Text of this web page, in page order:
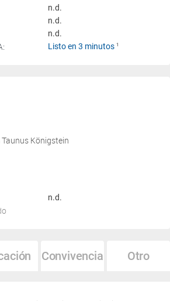
n.d.
n.d.
n.d.
Listo en 3 minutos 1
Königstein
n.d.
Convivencia Otro